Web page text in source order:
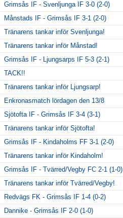
Grimsås IF - Svenljunga IF 3-0 (2-0)
Månstads IF - Grimsås IF 3-1 (2-0)
Tränarens tankar inför Svenljunga!
Tränarens tankar inför Månstad!
Grimsås IF - Ljungsarps IF 5-3 (2-1)
TACK!!
Tränarens tankar inför Ljungsarp!
Enkronasmatch lördagen den 13/8
Sjötofta IF - Grimsås IF 3-4 (3-1)
Tränarens tankar inför Sjötofta!
Grimsås IF - Kindaholms FF 3-1 (2-0)
Tränarens tankar inför Kindaholm!
Grimsås IF - Tvärred/Vegby FC 2-1 (1-0)
Tränarens tankar inför Tvärred/Vegby!
Redvägs FK - Grimsås IF 1-4 (0-2)
Dannike - Grimsås IF 2-0 (1-0)